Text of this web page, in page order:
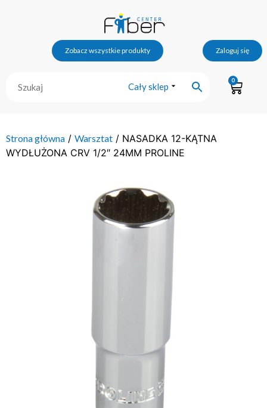
Zobacz wszystkie produkty Zaloguj się
Cały sklep
0
Strona główna / Warsztat / NASADKA 12-KĄTNA
WYDŁUŻONA CRV 1/2″ 24MM PROLINE